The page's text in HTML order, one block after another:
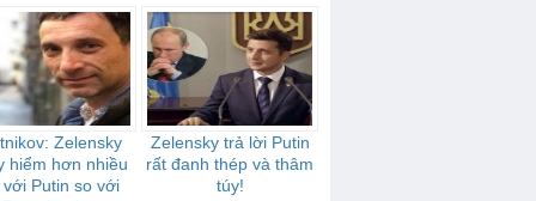
Zelensky
hiểm hơn nhiều
với Putin so với
Zelensky trả lời Putin
rất đanh thép và thâm
túy!